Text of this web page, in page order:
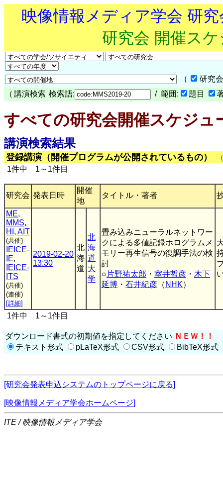
映像情報メディア学会 研
研究会 開催ス
（
研究
（ 講演検索 検索語: / 範囲: 題目
すべての研究会開催スケジュ
講演検索結果
登録講演（開催プログラムが公開されているもの）
1件中 1～1件目
研究会 発表日時
開催
地
タイトル・著者
ME,
MMS,
HI , AIT
(共催)
IEICE-
IE,
IEICE-
ITS
(共催)
(連催)
[詳細]
2019-02-20
13:30
北
海
道
北
海
道
大
学
畳み込みニューラルネットワー
クによる多値記録ホログラムメ
モリー再生信号の復調手法の検
討
○ 片野祐太郎 ・ 室井哲彦 ・ 木下
延博 ・ 石井紀彦 （ NHK）
1件中 1～1件目
ダウンロード書式の初期値を指定してください ＮＥＷ！！
テキスト形式
pLaTeX形式 CSV形式 BibTeX形式
[研究会発表申込システムのトップページに戻る]
[映像情報メディア学会ホームページ]
ITE / 映像情報メディア学会